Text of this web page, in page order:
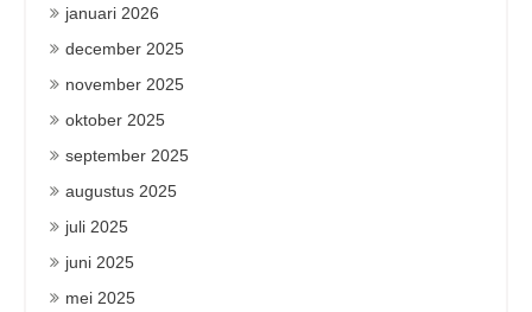
januari 2026
december 2025
november 2025
oktober 2025
september 2025
augustus 2025
juli 2025
juni 2025
mei 2025